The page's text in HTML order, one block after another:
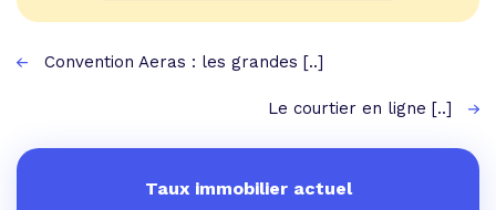
Convention Aeras : les grandes [..]
Le courtier en ligne [..]
Taux immobilier actuel